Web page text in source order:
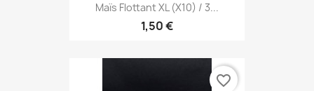
Maïs Flottant XL (x10) / 3...
1,50 €
favorite_border